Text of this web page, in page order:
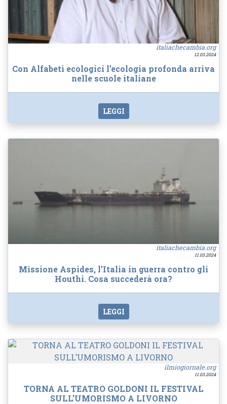
italiachecambia.org
12.03.2024
Con Alfabeti ecologici l’ecologia profonda arriva
nelle scuole italiane
LEGGI
italiachecambia.org
11.03.2024
Missione Aspides, l’Italia in guerra contro gli
Houthi. Cosa succederà ora?
LEGGI
ilmiogiornale.org
11.03.2024
TORNA AL TEATRO GOLDONI IL FESTIVAL
SULL’UMORISMO A LIVORNO